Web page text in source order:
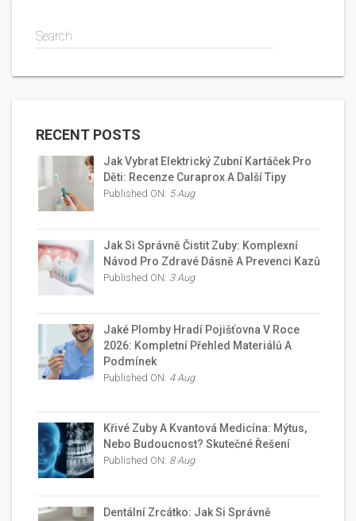
Search
RECENT POSTS
Jak Vybrat Elektrický Zubní Kartáček Pro
Děti: Recenze Curaprox A Další Tipy
Published ON: 5 Aug
Jak Si Správně Čistit Zuby: Komplexní
Návod Pro Zdravé Dásně A Prevenci Kazů
Published ON: 3 Aug
Jaké Plomby Hradí Pojišťovna V Roce
2026: Kompletní Přehled Materiálů A
Podmínek
Published ON: 4 Aug
Křivé Zuby A Kvantová Medicína: Mýtus,
Nebo Budoucnost? Skutečné Řešení
Published ON: 8 Aug
Dentální Zrcátko: Jak Si Správně